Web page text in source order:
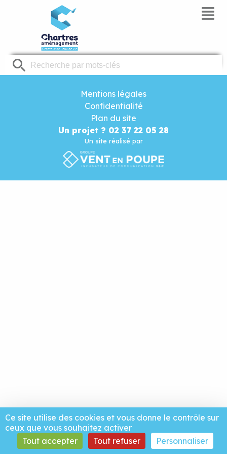
Mentions légales
Confidentialité
Plan du site
Un projet ? 02 37 22 05 28
Un site réalisé par
Panneau de gestion des cookies
Ce site utilise des cookies et vous donne le contrôle sur
ceux que vous souhaitez activer
Tout accepter
Tout refuser Personnaliser